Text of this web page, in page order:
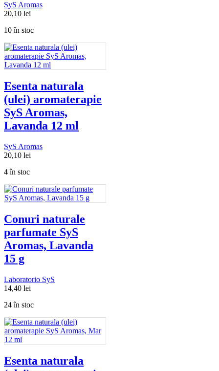
SyS Aromas
20,10 lei
10 în stoc
Esenta naturala
(ulei) aromaterapie
SyS Aromas,
Lavanda 12 ml
SyS Aromas
20,10 lei
4 în stoc
Conuri naturale
parfumate SyS
Aromas, Lavanda
15 g
Laboratorio SyS
14,40 lei
24 în stoc
Esenta naturala